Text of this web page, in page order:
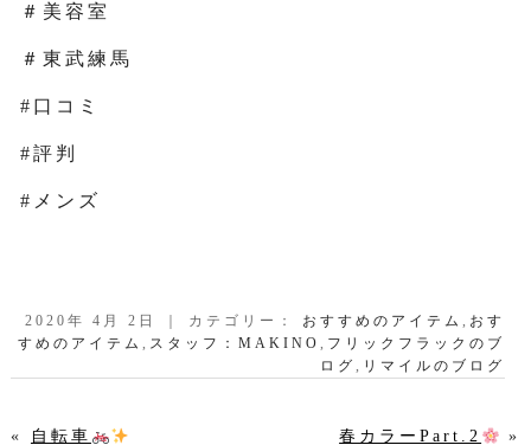
＃美容室
＃東武練馬
#口コミ
#評判
#メンズ
2020年 4月 2日 ｜ カテゴリー： おすすめのアイテム, おす
すめのアイテム, スタッフ：MAKINO, フリックフラックのブ
ログ, リマイルのブログ
« 自転車 春カラーPart.2 »